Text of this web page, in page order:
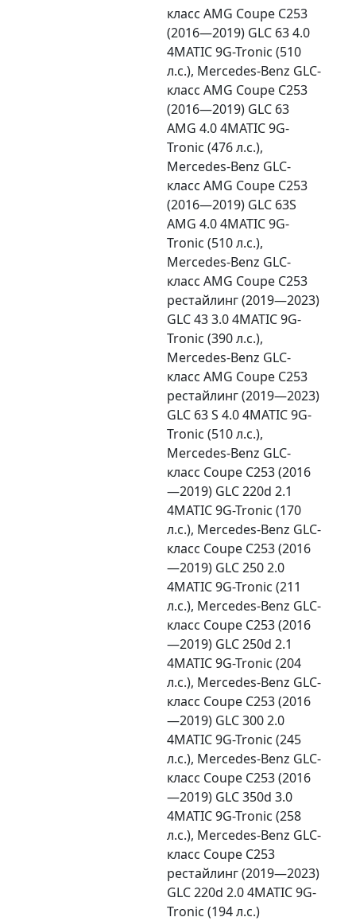
класс AMG Coupe C253
(2016—2019) GLC 63 4.0
4MATIC 9G-Tronic (510
л.с.), Mercedes-Benz GLC-
класс AMG Coupe C253
(2016—2019) GLC 63
AMG 4.0 4MATIC 9G-
Tronic (476 л.с.),
Mercedes-Benz GLC-
класс AMG Coupe C253
(2016—2019) GLC 63S
AMG 4.0 4MATIC 9G-
Tronic (510 л.с.),
Mercedes-Benz GLC-
класс AMG Coupe C253
рестайлинг (2019—2023)
GLC 43 3.0 4MATIC 9G-
Tronic (390 л.с.),
Mercedes-Benz GLC-
класс AMG Coupe C253
рестайлинг (2019—2023)
GLC 63 S 4.0 4MATIC 9G-
Tronic (510 л.с.),
Mercedes-Benz GLC-
класс Coupe C253 (2016
—2019) GLC 220d 2.1
4MATIC 9G-Tronic (170
л.с.), Mercedes-Benz GLC-
класс Coupe C253 (2016
—2019) GLC 250 2.0
4MATIC 9G-Tronic (211
л.с.), Mercedes-Benz GLC-
класс Coupe C253 (2016
—2019) GLC 250d 2.1
4MATIC 9G-Tronic (204
л.с.), Mercedes-Benz GLC-
класс Coupe C253 (2016
—2019) GLC 300 2.0
4MATIC 9G-Tronic (245
л.с.), Mercedes-Benz GLC-
класс Coupe C253 (2016
—2019) GLC 350d 3.0
4MATIC 9G-Tronic (258
л.с.), Mercedes-Benz GLC-
класс Coupe C253
рестайлинг (2019—2023)
GLC 220d 2.0 4MATIC 9G-
Tronic (194 л.с.)